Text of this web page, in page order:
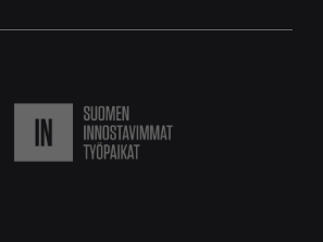
Suomen innostavimmat